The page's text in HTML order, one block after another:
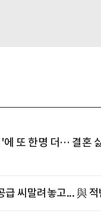
에 또 한명 더… 결혼
급 씨말려놓고... 與